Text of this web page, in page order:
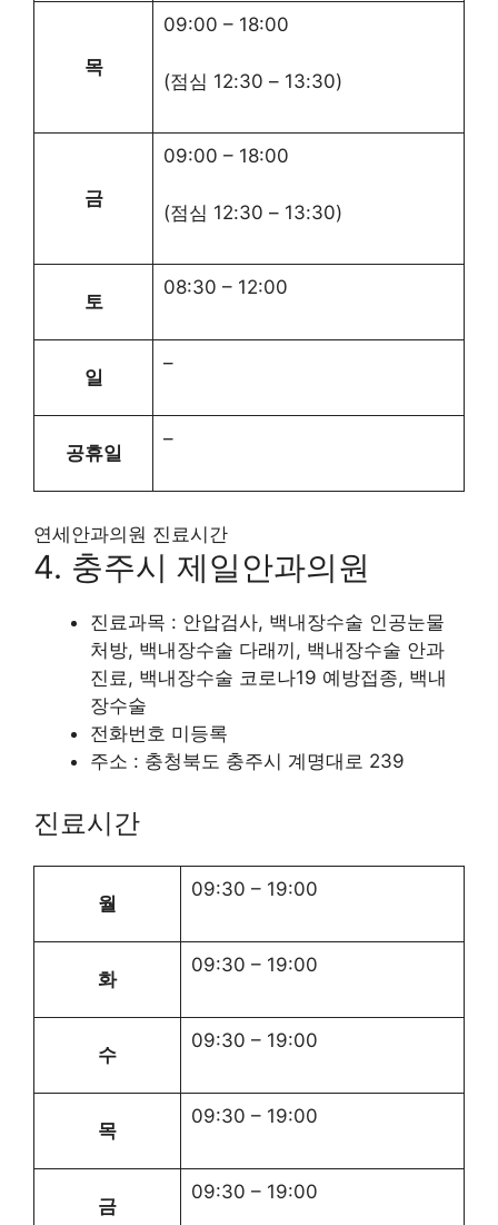
목
09:00 – 18:00
(점심 12:30 – 13:30)
금
09:00 – 18:00
(점심 12:30 – 13:30)
토
08:30 – 12:00
일
–
공휴일
–
연세안과의원 진료시간
4. 충주시 제일안과의원
진료과목 : 안압검사, 백내장수술 인공눈물
처방, 백내장수술 다래끼, 백내장수술 안과
진료, 백내장수술 코로나19 예방접종, 백내
장수술
전화번호 미등록
주소 : 충청북도 충주시 계명대로 239
진료시간
월
09:30 – 19:00
화
09:30 – 19:00
수
09:30 – 19:00
목
09:30 – 19:00
금
09:30 – 19:00